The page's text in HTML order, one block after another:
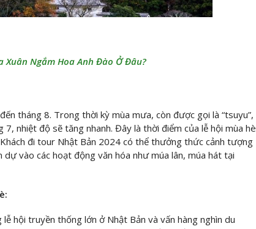
Xuân Ngắm Hoa Anh Đào Ở Đâu?
tháng 8. Trong thời kỳ mùa mưa, còn được gọi là “tsuyu”,
nhiệt độ sẽ tăng nhanh. Đây là thời điểm của lễ hội mùa hè
đi tour Nhật Bản 2024 có thể thưởng thức cảnh tượng
vào các hoạt động văn hóa như múa lân, múa hát tại
hội truyền thống lớn ở Nhật Bản và vấn hàng nghìn du